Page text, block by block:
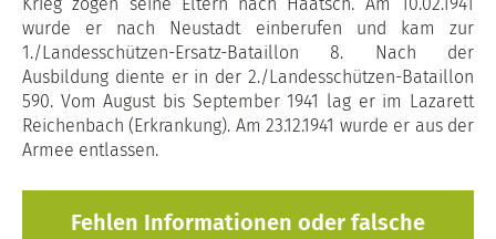
wurde er nach Neustadt einberufen und kam zur
1./Landesschützen-Ersatz-Bataillon 8. Nach der
Ausbildung diente er in der 2./Landesschützen-Bataillon
590. Vom August bis September 1941 lag er im Lazarett
Reichenbach (Erkrankung). Am 23.12.1941 wurde er aus der
Armee entlassen.
Fehlen Informationen oder falsche